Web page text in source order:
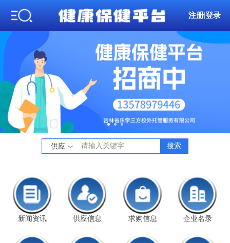
注册 |登录
供应 搜索
新闻资讯 供应信息 求购信息 企业名录